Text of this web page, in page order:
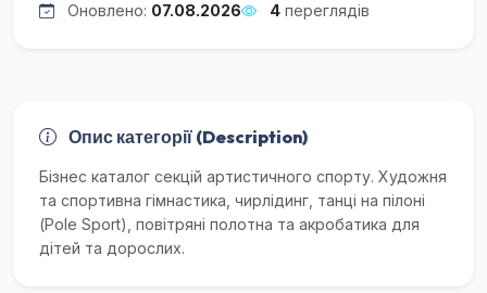
Оновлено: 07.08.2026 4 переглядів
Опис категорії (Description)
Бізнес каталог секцій артистичного спорту. Художня
та спортивна гімнастика, чирлідинг, танці на пілоні
(Pole Sport), повітряні полотна та акробатика для
дітей та дорослих.